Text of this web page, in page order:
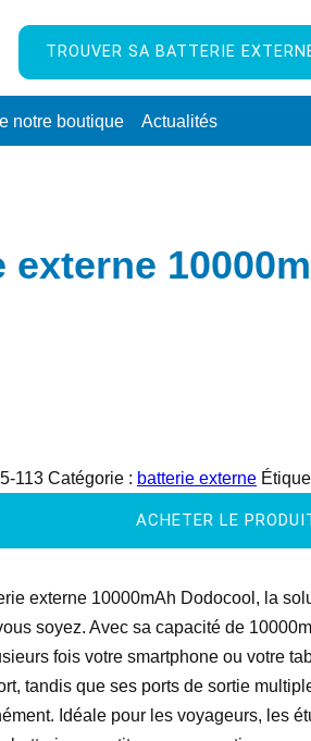
TROUVER SA BATTERIE
notre boutique Actualités
externe
113 Catégorie : batterie externe
ACHETER LE
externe 10000mAh Dodocool, la
soyez. Avec sa capacité de
fois votre smartphone ou votre
tandis que ses ports de sortie
Idéale pour les voyageurs, les